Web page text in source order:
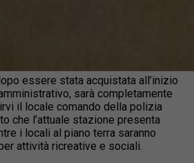
essere stata acquistata all’inizio
sarà completamente
il locale comando della polizia
che l’attuale stazione presenta
i locali al piano terra saranno
attività ricreative e sociali.